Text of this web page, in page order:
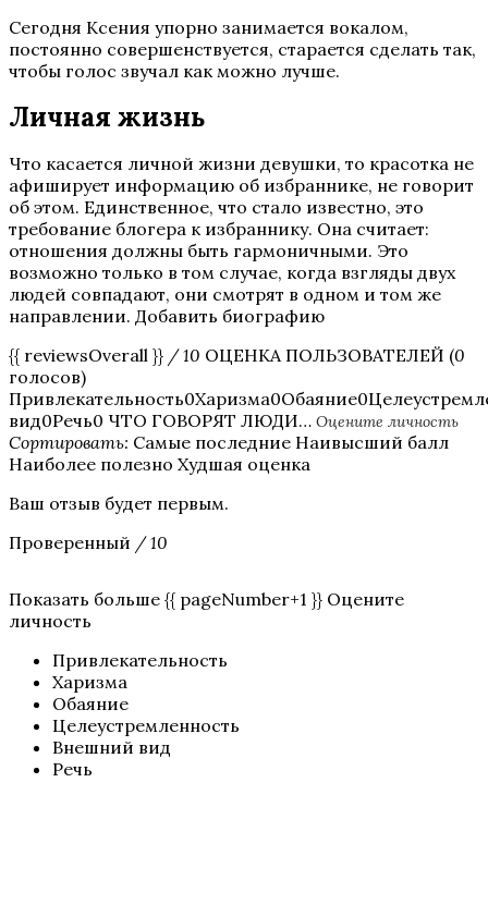
Сегодня Ксения упорно занимается вокалом,
постоянно совершенствуется, старается сделать так,
чтобы голос звучал как можно лучше.
Личная жизнь
Что касается личной жизни девушки, то красотка не
афиширует информацию об избраннике, не говорит
об этом. Единственное, что стало известно, это
требование блогера к избраннику. Она считает:
отношения должны быть гармоничными. Это
возможно только в том случае, когда взгляды двух
людей совпадают, они смотрят в одном и том же
направлении. Добавить биографию
{{ reviewsOverall }} / 10 ОЦЕНКА ПОЛЬЗОВАТЕЛЕЙ (0
голосов)
вид0Речь0 ЧТО ГОВОРЯТ ЛЮДИ… Оцените личность
Сортировать: Самые последние Наивысший балл
Наиболее полезно Худшая оценка
Ваш отзыв будет первым.
Проверенный / 10
Показать больше {{ pageNumber+1 }} Оцените
личность
Привлекательность
Харизма
Обаяние
Целеустремленность
Внешний вид
Речь